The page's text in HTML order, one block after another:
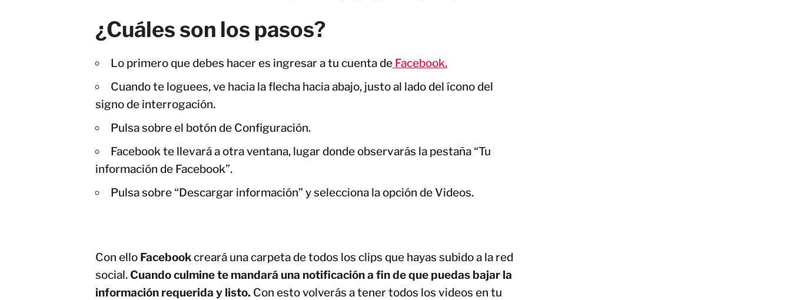
¿Cuáles son los pasos?
Lo primero que debes hacer es ingresar a tu cuenta de Facebook.
Cuando te loguees, ve hacia la flecha hacia abajo, justo al lado del ícono del
signo de interrogación.
Pulsa sobre el botón de Configuración.
Facebook te llevará a otra ventana, lugar donde observarás la pestaña “Tu
información de Facebook”.
Pulsa sobre “Descargar información” y selecciona la opción de Videos.
Con ello Facebookcreará una carpeta de todos los clips que hayas subido a la red
social.Cuando culmine te mandará una notificación a fin de que puedas bajar la
información requerida y listo. Con esto volverás a tener todos los videos en tu